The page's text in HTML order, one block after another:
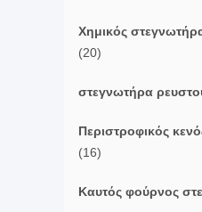
Χημικός
(20)
στεγνωτήρα
Περιστροφικός
(16)
Καυτός φούρνος